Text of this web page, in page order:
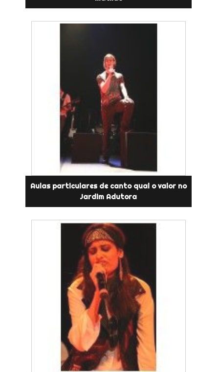
Aulas particulares de canto qual o valor no
Jardim Adutora